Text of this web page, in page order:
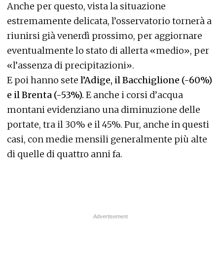
Anche per questo, vista la situazione
estremamente delicata, l’osservatorio tornerà a
riunirsi già venerdì prossimo, per aggiornare
eventualmente lo stato di allerta «medio», per
«l’assenza di precipitazioni».
E poi hanno sete l’Adige, il Bacchiglione (-60%)
e il Brenta (-53%). E anche i corsi d’acqua
montani evidenziano una diminuzione delle
portate, tra il 30% e il 45%. Pur, anche in questi
casi, con medie mensili generalmente più alte
di quelle di quattro anni fa.